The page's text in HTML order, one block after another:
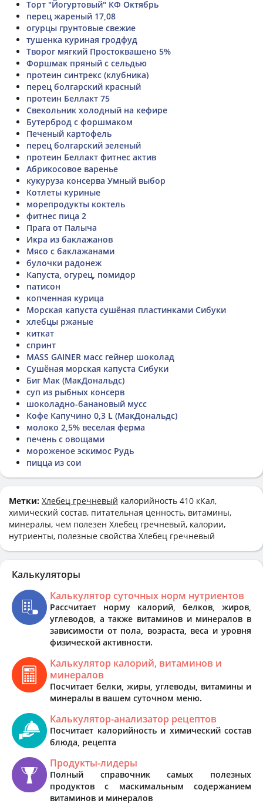
Торт "Йогуртовый" КФ Октябрь
перец жареный 17,08
огурцы грунтовые свежие
тушенка куриная гродфуд
Творог мягкий Простоквашено 5%
Форшмак пряный с сельдью
протеин синтрекс (клубника)
перец болгарский красный
протеин Беллакт 75
Свекольник холодный на кефире
Бутерброд с форшмаком
Печеный картофель
перец болгарский зеленый
протеин Беллакт фитнес актив
Абрикосовое варенье
кукуруза консерва Умный выбор
Котлеты куриные
морепродукты коктель
фитнес пица 2
Прага от Палыча
Икра из баклажанов
Мясо с баклажанами
булочки радонеж
Капуста, огурец, помидор
патисон
копченная курица
Морская капуста сушёная пластинками Сибуки
хлебцы ржаные
киткат
спринт
MASS GAINER масс гейнер шоколад
Сушёная морская капуста Сибуки
Биг Мак (МакДональдс)
суп из рыбных консерв
шоколадно-банановый мусс
Кофе Капучино 0,3 L (МакДональдс)
молоко 2,5% веселая ферма
печень с овощами
мороженое эскимос Рудь
пицца из сои
Метки: Хлебец гречневый калорийность 410 кКал,
химический состав, питательная ценность, витамины,
минералы, чем полезен Хлебец гречневый, калории,
нутриенты, полезные свойства Хлебец гречневый
Калькуляторы
Калькулятор суточных норм нутриентов
Рассчитает норму калорий, белков, жиров,
углеводов, а также витаминов и минералов в
зависимости от пола, возраста, веса и уровня
физической активности.
Калькулятор калорий, витаминов и
минералов
Посчитает белки, жиры, углеводы, витамины и
минералы в вашем суточном меню.
Калькулятор-анализатор рецептов
Посчитает калорийность и химический состав
блюда, рецепта
Продукты-лидеры
Полный справочник самых полезных
продуктов с маскимальным содержанием
витаминов и минералов